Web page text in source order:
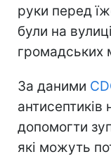
руки перед
були на
громадських
За даними
допомогти
які можуть